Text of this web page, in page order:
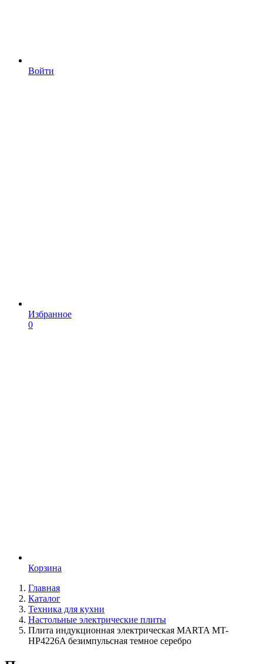
Войти
Избранное
0
Корзина
Главная
Каталог
Техника для кухни
Настольные электрические плиты
Плита индукционная электрическая MARTA MT-
HP4226A безимпульсная темное серебро